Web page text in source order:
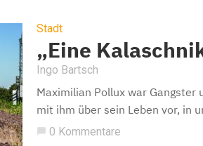
Stadt
„Eine
Ingo Bartsch
Maximilian Pollux war
mit ihm über sein Leben vor, in
chat_bubble 0 Kommentare